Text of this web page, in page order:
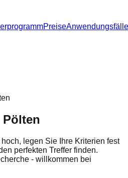
PreiseAnwendungsfälle
Pölten
legen Sie Ihre Kriterien fest
perfekten Treffer finden.
- willkommen bei